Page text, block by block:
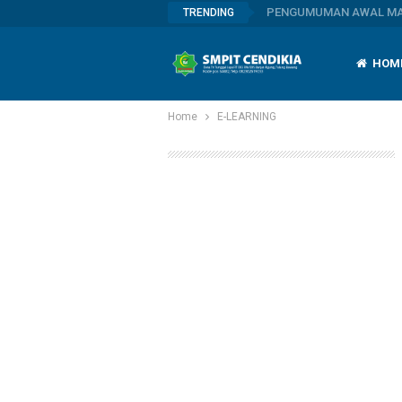
TRENDING PENGUMUMAN AWAL
Home E-LEARNING